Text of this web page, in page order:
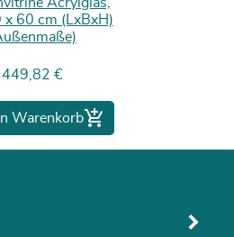
x 60 cm (LxBxH)
Preis
449,82 €
Warenkorb